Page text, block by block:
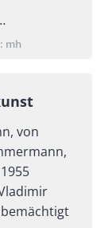
mh
von